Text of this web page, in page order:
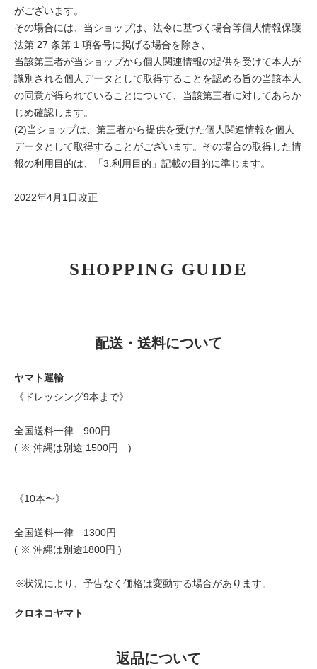
がございます。
その場合には、当ショップは、法令に基づく場合等個人情報保護
法第 27 条第 1 項各号に掲げる場合を除き、
当該第三者が当ショップから個人関連情報の提供を受けて本人が
識別される個人データとして取得することを認める旨の当該本人
の同意が得られていることについて、当該第三者に対してあらか
じめ確認します。
(2)当ショップは、第三者から提供を受けた個人関連情報を個人
データとして取得することがございます。その場合の取得した情
報の利用目的は、「3.利用目的」記載の目的に準じます。
2022年4月1日改正
SHOPPING GUIDE
配送・送料について
ヤマト運輸
《ドレッシング9本まで》
全国送料一律 900円
( ※ 沖縄は別途 1500円 )
《10本〜》
全国送料一律 1300円
( ※ 沖縄は別途1800円 )
※状況により、予告なく価格は変動する場合があります。
クロネコヤマト
返品について